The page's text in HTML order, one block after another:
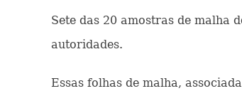
Sete das 20 amostras de malha
autoridades.
Essas folhas de malha,